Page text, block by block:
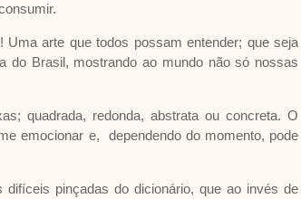
arte que todos possam entender; que seja
do Brasil, mostrando ao mundo não só nossas
quadrada, redonda, abstrata ou concreta. O
emocionar e, dependendo do momento, pode
pinçadas do dicionário, que ao invés de